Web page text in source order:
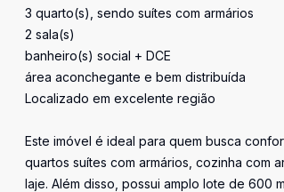
3 quarto(s), sendo suítes com armários
2 sala(s)
banheiro(s) social + DCE
área aconchegante e bem distribuída
Localizado em excelente região
Este imóvel é ideal para quem busca
quartos suítes com armários, cozinha com
laje. Além disso, possui amplo lote de 600